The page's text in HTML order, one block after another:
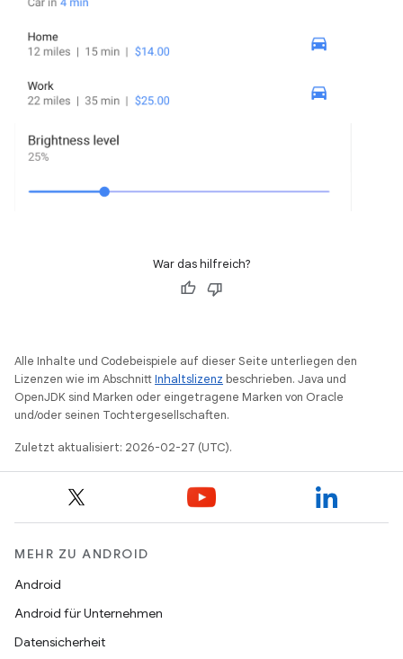
War das hilfreich?
Alle Inhalte und Codebeispiele auf dieser Seite unterliegen den
Lizenzen wie im AbschnittInhaltslizenz beschrieben. Java und
OpenJDK sind Marken oder eingetragene Marken von Oracle
und/oder seinen Tochtergesellschaften.
Zuletzt aktualisiert: 2026-02-27 (UTC).
MEHR ZU ANDROID
Android
Android für Unternehmen
Datensicherheit